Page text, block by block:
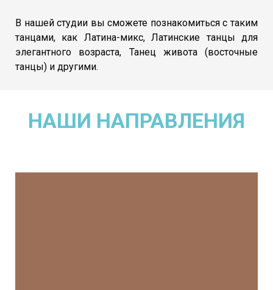
В нашей студии вы сможете познакомиться с таким
танцами, как Латина-микс, Латинские танцы для
элегантного возраста, Танец живота (восточные
танцы) и другими.
НАШИ НАПРАВЛЕНИЯ